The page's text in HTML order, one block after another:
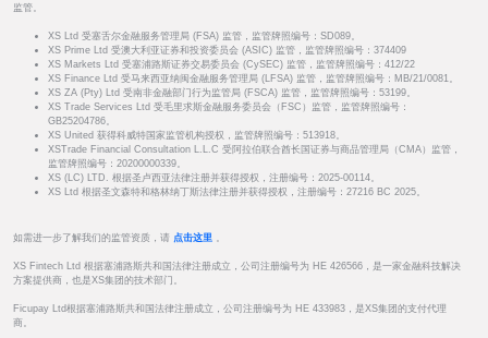
监管。
XS Ltd 受塞舌尔金融服务管理局 (FSA) 监管，监管牌照编号：SD089。
XS Prime Ltd 受澳大利亚证券和投资委员会 (ASIC) 监管，监管牌照编号：374409
XS Markets Ltd 受塞浦路斯证券交易委员会 (CySEC) 监管，监管牌照编号：412/22
XS Finance Ltd 受马来西亚纳闽金融服务管理局 (LFSA) 监管，监管牌照编号：MB/21/0081。
XS ZA (Pty) Ltd 受南非金融部门行为监管局 (FSCA) 监管，监管牌照编号：53199。
XS Trade Services Ltd 受毛里求斯金融服务委员会（FSC）监管，监管牌照编号：
GB25204786。
XS United 获得科威特国家监管机构授权，监管牌照编号：513918。
XSTrade Financial Consultation L.L.C 受阿拉伯联合酋长国证券与商品管理局（CMA）监管，
监管牌照编号：20200000339。
XS (LC) LTD. 根据圣卢西亚法律注册并获得授权，注册编号：2025-00114。
XS Ltd 根据圣文森特和格林纳丁斯法律注册并获得授权，注册编号：27216 BC 2025。
如需进一步了解我们的监管资质，请 点击这里
XS Fintech Ltd 根据塞浦路斯共和国法律注册成立，公司注册编号为 HE 426566，是一家金融科技解决
方案提供商，也是XS集团的技术部门。
Ficupay Ltd根据塞浦路斯共和国法律注册成立，公司注册编号为 HE 433983，是XS集团的支付代理
商。